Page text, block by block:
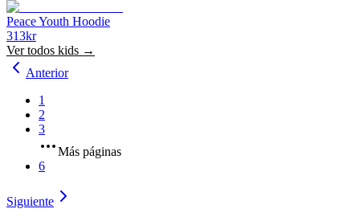
Peace Youth Hoodie
313kr
Ver todos kids →
Anterior
1
2
3
Más páginas
6
Siguiente